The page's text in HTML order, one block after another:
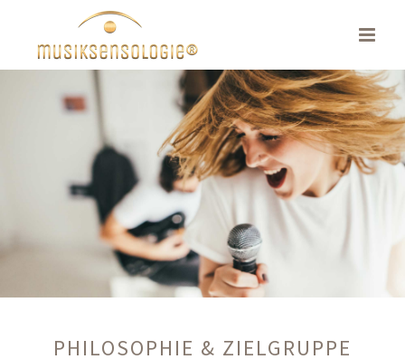
PHILOSOPHIE & ZIELGRUPPE